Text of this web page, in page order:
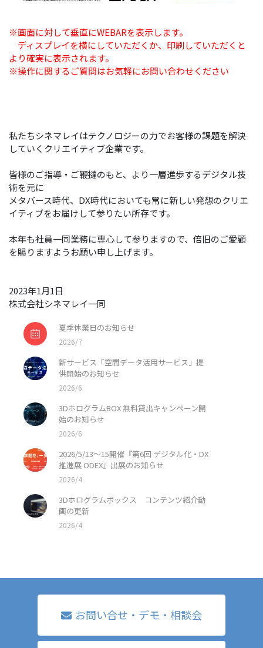
夏季休業日のお知らせ
2026/7
新サービス「空間データ活用サービス」提
供開始のお知らせ
2026/6
3DホログラムBOX 無料貸出キャンペーン開
始のお知らせ
2026/6
2026/5/13〜15開催『第6回 デジタル化・DX
推進展 ODEX』出展のお知らせ
2026/4
3Dホログラムボックス コンテンツ紹介動
画の更新
2026/4
※画面に対して垂直にWEBARを表示します。
ディスプレイを横にしていただくか、印刷していただくと
より確実に表示されます。
※操作に関するご質問はお気軽にお問い合わせください
私たちシネマレイはテクノロジーの力でお客様の課題を解決
していくクリエイティブ企業です。
皆様のご指導・ご鞭撻のもと、より一層進歩するデジタル技
術を元に
メタバース時代、DX時代においても常に新しい発想のクリエ
イティブをお届けして参りたい所存です。
本年も社員一同業務に専心して参りますので、倍旧のご愛顧
を賜りますようお願い申し上げます。
2023年1月1日
株式会社シネマレイ一同
お問い合せ・デモ・相談会